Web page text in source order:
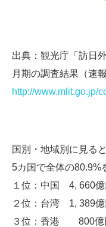
出典：観光庁「訪日
月期の調査結果（速
http://www.mlit.go.jp/
国別・地域別に見る
5カ国で全体の80.9%
１位：中国 4, 660億
２位：台湾 1, 389億
３位：香港 800億